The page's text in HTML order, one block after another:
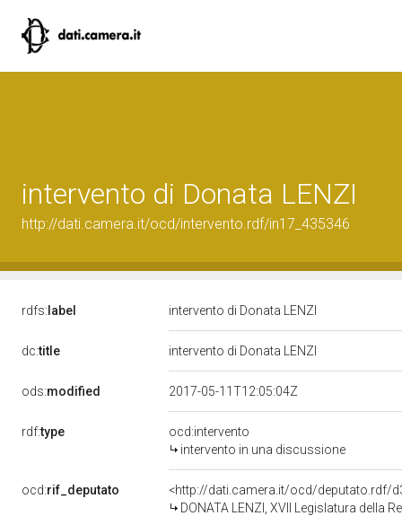
intervento di Donata LENZI
http://dati.camera.it/ocd/intervento.rdf/in17_435346
rdfs: label intervento di Donata LENZI
dc:title intervento di Donata LENZI
ods:modified 2017-05-11T12:05:04Z
rdf:type
ocd:intervento
intervento in una discussione
ocd:rif_deputato
<http://dati.camera.it/ocd/deputato.rdf/
DONATA LENZI, XVII Legislatura della